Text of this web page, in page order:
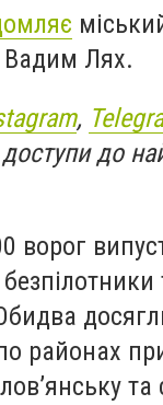
Вадим Лях.
,
до
ворог
районах
та